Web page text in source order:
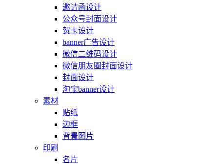
邀请函设计
公众号封面设计
贺卡设计
banner广告设计
微信二维码设计
微信朋友圈封面设计
封面设计
淘宝banner设计
素材
贴纸
边框
背景图片
印刷
名片